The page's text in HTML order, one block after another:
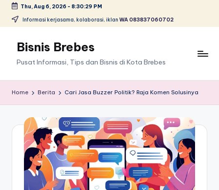
Skip
content
Thu, Aug 6, 2026 - 8:30:30 PM
Informasi kerjasama, kolaborasi, iklan WA 083837060702
Bisnis Brebes
Pusat Informasi, Tips dan Bisnis di Kota Brebes
Home Berita Cari Jasa Buzzer Politik? Raja Komen Solusinya